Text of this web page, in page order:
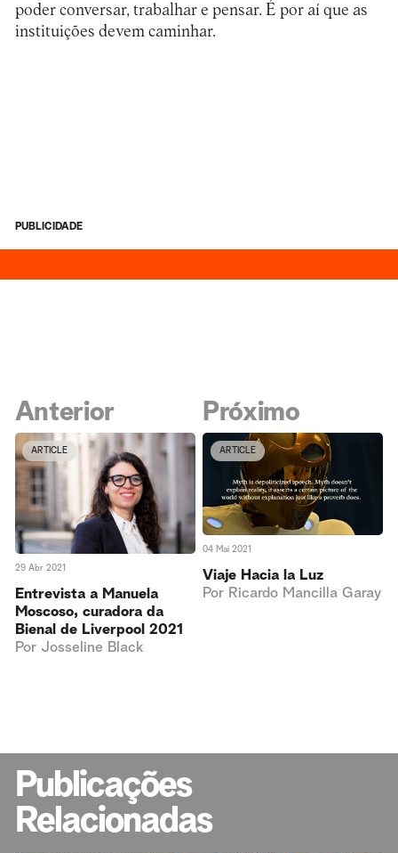
poder conversar, trabalhar e pensar. É por aí que as
instituições devem caminhar.
PUBLICIDADE
Anterior
ARTICLE
29 Abr 2021
Entrevista a Manuela
Moscoso, curadora da
Bienal de Liverpool 2021
Por Josseline Black
Próximo
ARTICLE
04 Mai 2021
Viaje Hacia la Luz
Por Ricardo Mancilla Garay
Publicações
Relacionadas